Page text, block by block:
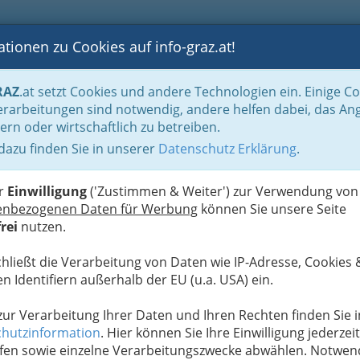
BLOGS FOTOS GASTRONOMIE BRANCHEN
zu Cookies auf info-graz.at!
.at setzt Cookies und andere Technologien ein. Einige
sind notwendig, andere helfen dabei, das
oder wirtschaftlich zu betreiben.
finden Sie in unserer Datenschutz Erklärung.
Einwilligung('Zustimmen & Weiter') zur Verwendung von
Daten für Werbung können Sie unsere Seite
nutzen.
die Verarbeitung von Daten wie IP-Adresse, Cookies
Identifiern außerhalb der EU (u.a. USA) ein.
Verarbeitung Ihrer Daten und Ihren Rechten finden Sie
. Hier können Sie Ihre Einwilligung jederzeit
sowie einzelne Verarbeitungszwecke abwählen.
& Handwerk, Gliederung der WKO
Innung der ‚Sanitärtechniker
Installationen - Ernst